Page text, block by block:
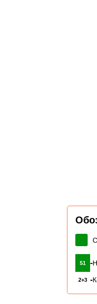
51 -
2+3 -